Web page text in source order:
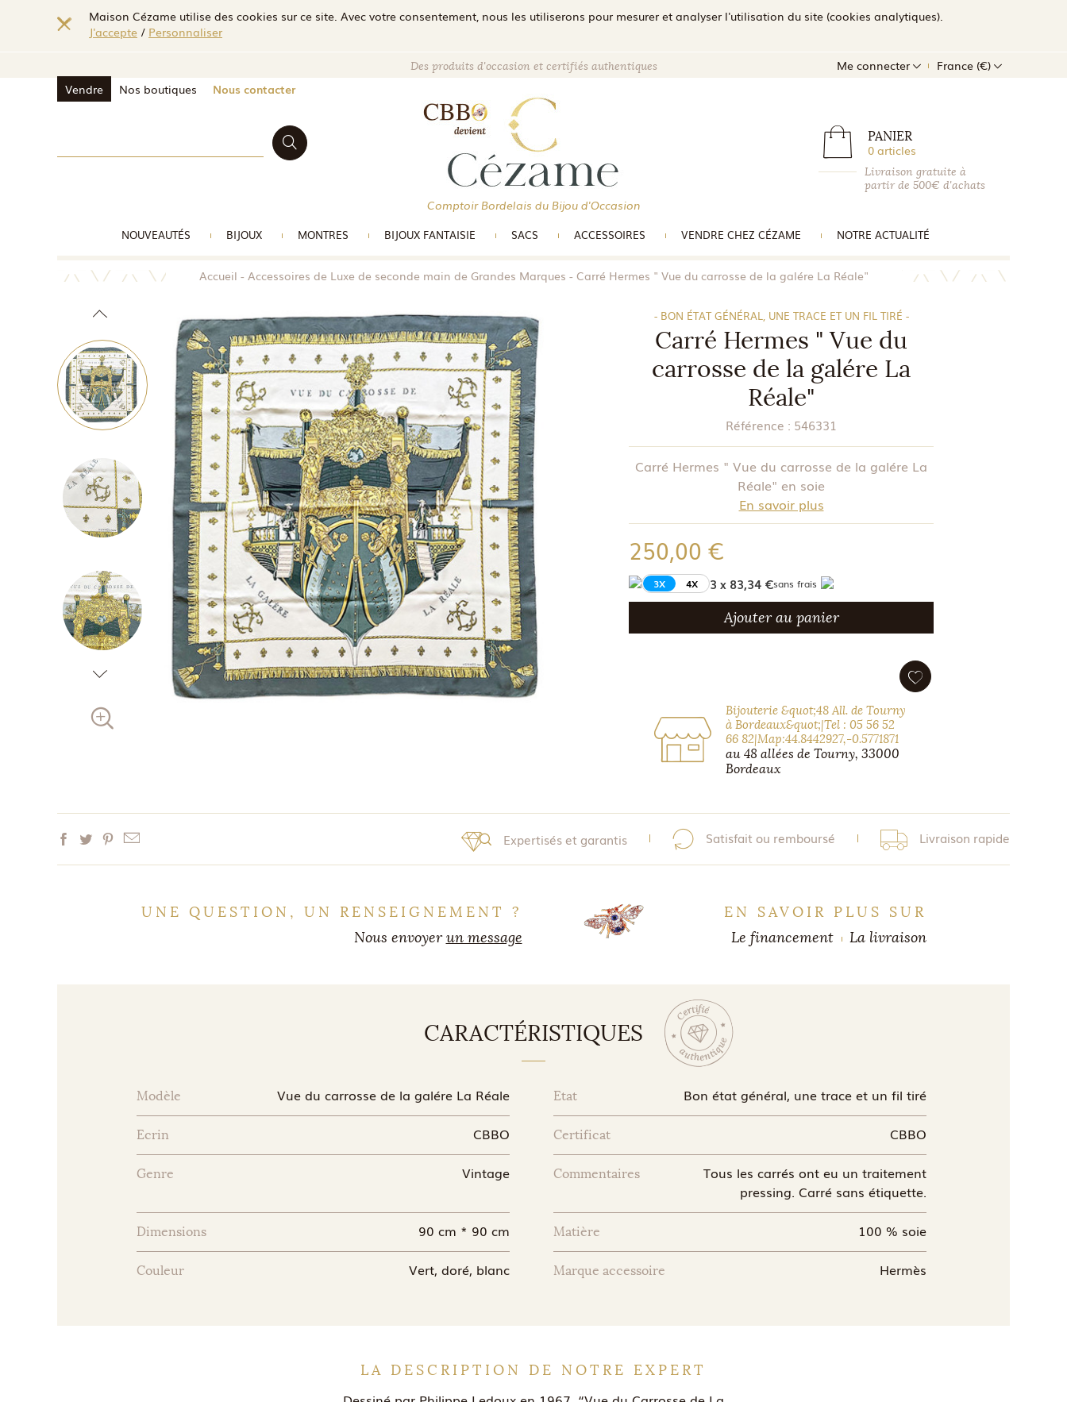
Maison Cézame utilise des cookies sur ce site. Avec votre consentement, nous les utiliserons pour mesurer et analyser l'utilisation du site (cookies analytiques).
J'accepte / Personnaliser
Vendre Nos boutiques Nous contacter
Des produits d'occasion et certifiés authentiques Me connecter France (€)
PANIER
0 articles
Livraison gratuite à
partir de 500€ d'achats
Comptoir Bordelais du Bijou d'Occasion
NOUVEAUTÉS BIJOUX MONTRES BIJOUX FANTAISIE SACS ACCESSOIRES VENDRE CHEZ CÉZAME NOTRE ACTUALITÉ
Accueil Accessoires de Luxe de seconde main de Grandes Marques Carré Hermes " Vue du carrosse de la galére La Réale"
- BON ÉTAT GÉNÉRAL, UNE TRACE ET UN FIL TIRÉ -
Carré Hermes " Vue du
carrosse de la galére La
Réale"
Référence : 546331
Carré Hermes " Vue du carrosse de la galére La
Réale" en soie
En savoir plus
250,00 €
3X 4X 3 x 83,34 €sans frais
Ajouter au panier
Bijouterie &quot;48 All. de Tourny
à Bordeaux&quot;|Tel : 05 56 52
66 82|Map:44.8442927,-0.5771871
au 48 allées de Tourny, 33000
Bordeaux
Expertisés et garantis Satisfait ou remboursé Livraison rapide
UNE QUESTION, UN RENSEIGNEMENT ?
Nous envoyerun message
EN SAVOIR PLUS SUR
Le financement
La livraison
CARACTÉRISTIQUES
Modèle Vue du carrosse de la galére La Réale Etat Bon état général, une trace et un fil tiré
Ecrin CBBO Certificat CBBO
Genre Vintage Commentaires
Tous les carrés ont eu un traitement
pressing. Carré sans étiquette.
Dimensions 90 cm * 90 cm Matière 100 % soie
Couleur Vert, doré, blanc Marque accessoire Hermès
LA DESCRIPTION DE NOTRE EXPERT